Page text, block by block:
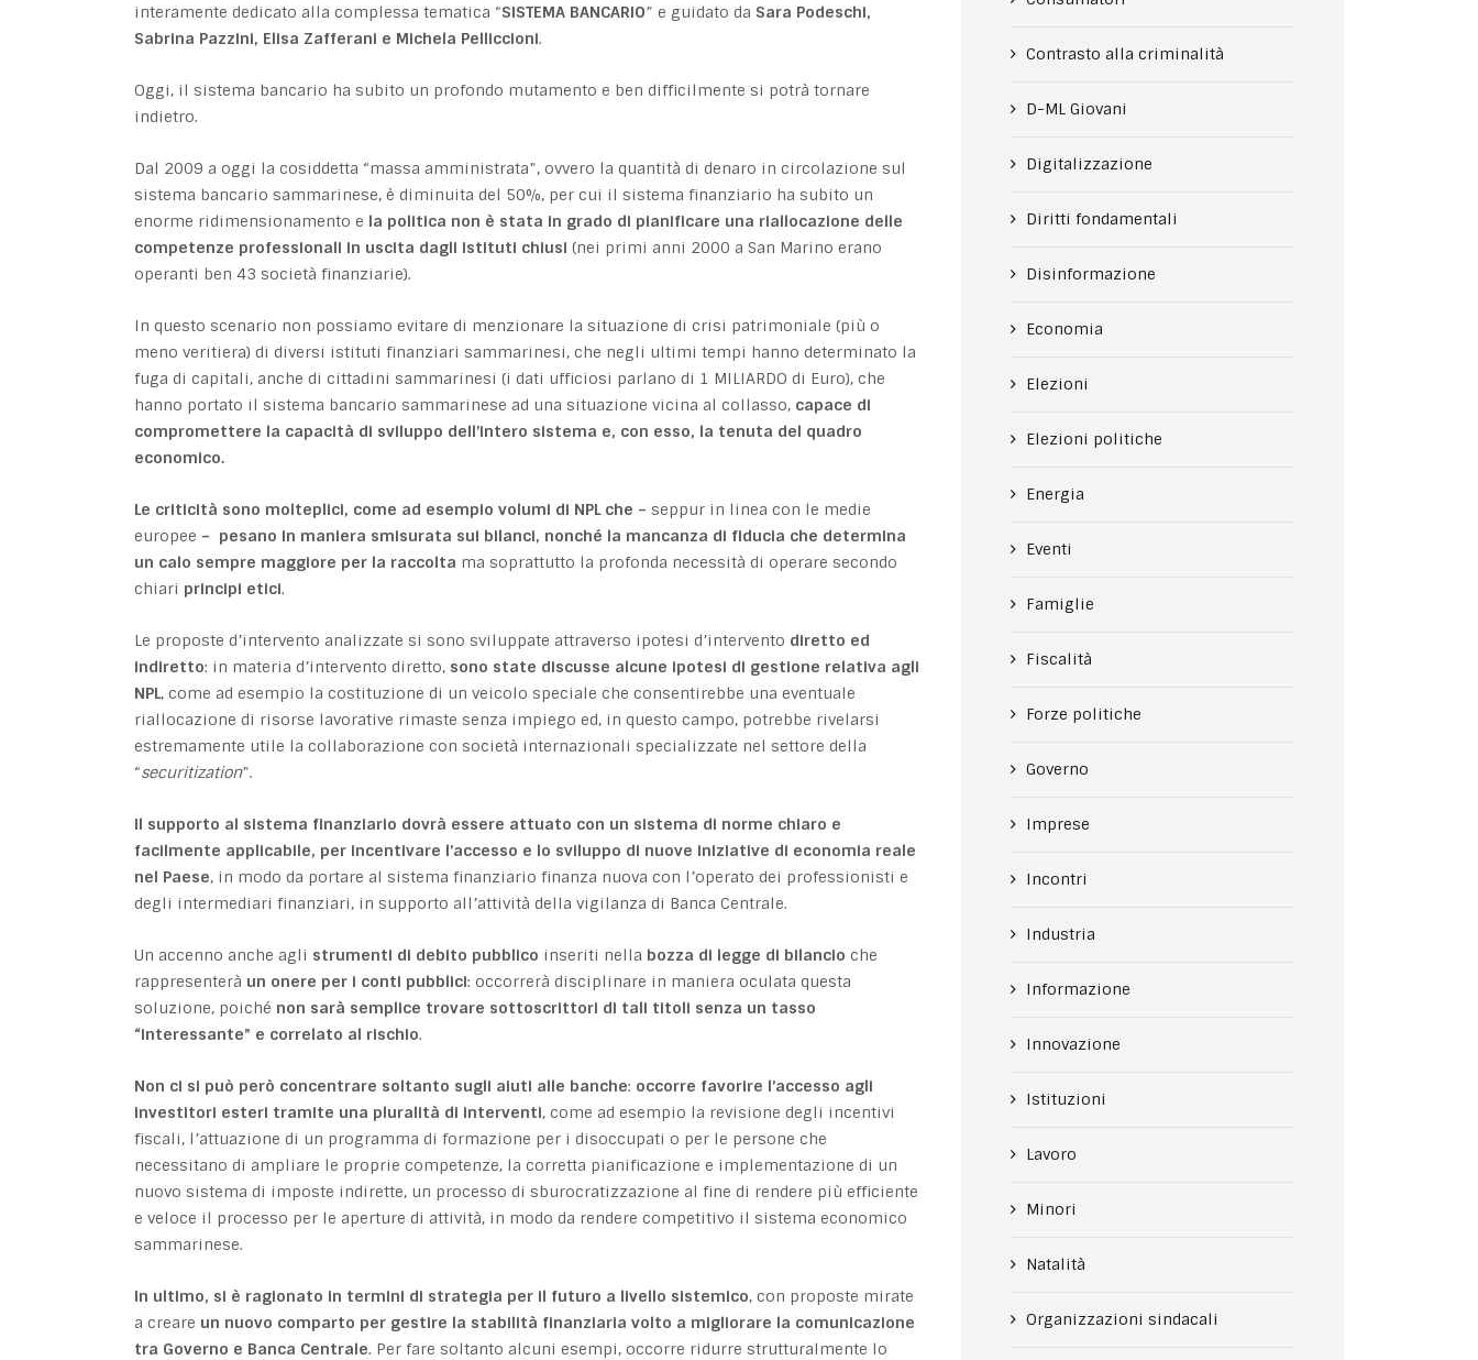
interamente dedicato alla complessa tematica “SISTEMA BANCARIO” e guidato da Sara Podeschi,
Sabrina Pazzini, Elisa Zafferani e Michela Pelliccioni.
Oggi, il sistema bancario ha subito un profondo mutamento e ben difficilmente si potrà tornare
indietro.
Dal 2009 a oggi la cosiddetta “massa amministrata”, ovvero la quantità di denaro in circolazione sul
sistema bancario sammarinese, è diminuita del 50%, per cui il sistema finanziario ha subito un
enorme ridimensionamento e la politica non è stata in grado di pianificare una riallocazione delle
competenze professionali in uscita dagli istituti chiusi (nei primi anni 2000 a San Marino erano
operanti ben 43 società finanziarie).
In questo scenario non possiamo evitare di menzionare la situazione di crisi patrimoniale (più o
meno veritiera) di diversi istituti finanziari sammarinesi, che negli ultimi tempi hanno determinato la
fuga di capitali, anche di cittadini sammarinesi (i dati ufficiosi parlano di 1 MILIARDO di Euro), che
hanno portato il sistema bancario sammarinese ad una situazione vicina al collasso, capace di
compromettere la capacità di sviluppo dell’intero sistema e, con esso, la tenuta del quadro
economico.
Le criticità sono molteplici, come ad esempio volumi di NPL che – seppur in linea con le medie
europee – pesano in maniera smisurata sui bilanci, nonché la mancanza di fiducia che determina
un calo sempre maggiore per la raccolta ma soprattutto la profonda necessità di operare secondo
chiari principi etici.
Le proposte d’intervento analizzate si sono sviluppate attraverso ipotesi d’intervento diretto ed
indiretto: in materia d’intervento diretto, sono state discusse alcune ipotesi di gestione relativa agli
NPL, come ad esempio la costituzione di un veicolo speciale che consentirebbe una eventuale
riallocazione di risorse lavorative rimaste senza impiego ed, in questo campo, potrebbe rivelarsi
estremamente utile la collaborazione con società internazionali specializzate nel settore della
“securitization”.
Il supporto al sistema finanziario dovrà essere attuato con un sistema di norme chiaro e
facilmente applicabile, per incentivare l’accesso e lo sviluppo di nuove iniziative di economia reale
nel Paese, in modo da portare al sistema finanziario finanza nuova con l’operato dei professionisti e
degli intermediari finanziari, in supporto all’attività della vigilanza di Banca Centrale.
Un accenno anche agli strumenti di debito pubblico inseriti nella bozza di legge di bilancio che
rappresenterà un onere per i conti pubblici: occorrerà disciplinare in maniera oculata questa
soluzione, poiché non sarà semplice trovare sottoscrittori di tali titoli senza un tasso
“interessante” e correlato al rischio.
Non ci si può però concentrare soltanto sugli aiuti alle banche: occorre favorire l’accesso agli
investitori esteri tramite una pluralità di interventi, come ad esempio la revisione degli incentivi
fiscali, l’attuazione di un programma di formazione per i disoccupati o per le persone che
necessitano di ampliare le proprie competenze, la corretta pianificazione e implementazione di un
nuovo sistema di imposte indirette, un processo di sburocratizzazione al fine di rendere più efficiente
e veloce il processo per le aperture di attività, in modo da rendere competitivo il sistema economico
sammarinese.
In ultimo, si è ragionato in termini di strategia per il futuro a livello sistemico, con proposte mirate
a creare un nuovo comparto per gestire la stabilità finanziaria volto a migliorare la comunicazione
tra Governo e Banca Centrale. Per fare soltanto alcuni esempi, occorre ridurre strutturalmente lo
Contrasto alla criminalità
D-ML Giovani
Digitalizzazione
Diritti fondamentali
Disinformazione
Economia
Elezioni
Elezioni politiche
Energia
Eventi
Famiglie
Fiscalità
Forze politiche
Governo
Imprese
Incontri
Industria
Informazione
Innovazione
Istituzioni
Lavoro
Minori
Natalità
Organizzazioni sindacali